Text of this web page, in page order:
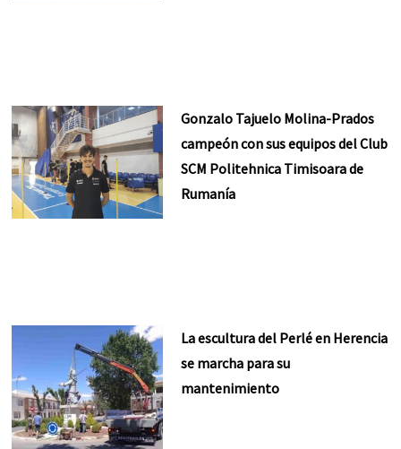
Gonzalo Tajuelo Molina-Prados
campeón con sus equipos del Club
SCM Politehnica Timisoara de
Rumanía
La escultura del Perlé en Herencia
se marcha para su
mantenimiento